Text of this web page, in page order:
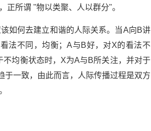
正所谓 "物以类聚、人以群分"。
如何去建立和谐的人际关系。当A向B讲
法不同，均衡；A与B好，对X的看法不
均衡状态时，X为A与B所关注，并对于
一致，由此而言，人际传播过程是双方